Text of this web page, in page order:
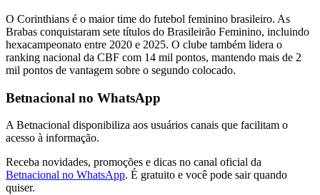
O Corinthians é o maior time do futebol feminino brasileiro. As
Brabas conquistaram sete títulos do Brasileirão Feminino, incluindo
hexacampeonato entre 2020 e 2025. O clube também lidera o
ranking nacional da CBF com 14 mil pontos, mantendo mais de 2
mil pontos de vantagem sobre o segundo colocado.
Betnacional no WhatsApp
A Betnacional disponibiliza aos usuários canais que facilitam o
acesso à informação.
Receba novidades, promoções e dicas no canal oficial da
Betnacional no WhatsApp. É gratuito e você pode sair quando
quiser.